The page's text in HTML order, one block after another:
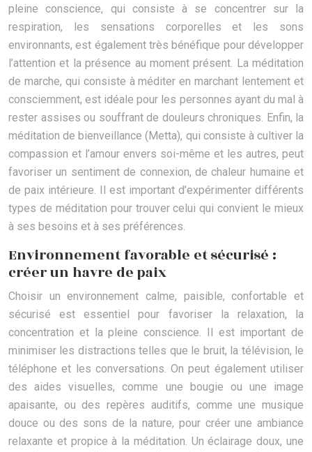
pleine conscience, qui consiste à se concentrer sur la
respiration, les sensations corporelles et les sons
environnants, est également très bénéfique pour développer
l’attention et la présence au moment présent. La méditation
de marche, qui consiste à méditer en marchant lentement et
consciemment, est idéale pour les personnes ayant du mal à
rester assises ou souffrant de douleurs chroniques. Enfin, la
méditation de bienveillance (Metta), qui consiste à cultiver la
compassion et l’amour envers soi-même et les autres, peut
favoriser un sentiment de connexion, de chaleur humaine et
de paix intérieure. Il est important d’expérimenter différents
types de méditation pour trouver celui qui convient le mieux
à ses besoins et à ses préférences.
Environnement favorable et sécurisé :
créer un havre de paix
Choisir un environnement calme, paisible, confortable et
sécurisé est essentiel pour favoriser la relaxation, la
concentration et la pleine conscience. Il est important de
minimiser les distractions telles que le bruit, la télévision, le
téléphone et les conversations. On peut également utiliser
des aides visuelles, comme une bougie ou une image
apaisante, ou des repères auditifs, comme une musique
douce ou des sons de la nature, pour créer une ambiance
relaxante et propice à la méditation. Un éclairage doux, une